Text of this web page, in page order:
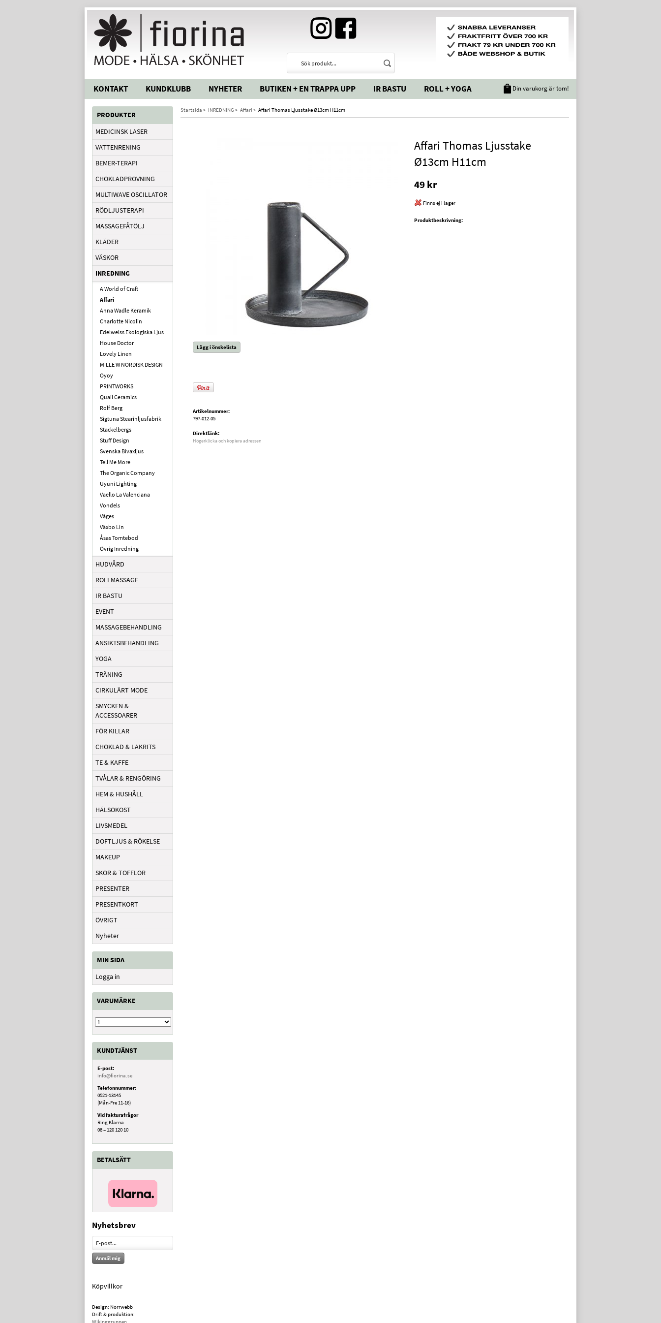
KONTAKT KUNDKLUBB NYHETER BUTIKEN + EN TRAPPA UPP IR BASTU ROLL + YOGA Din varukorg är tom!
PRODUKTER
MEDICINSK LASER
VATTENRENING
BEMER-TERAPI
CHOKLADPROVNING
MULTIWAVE OSCILLATOR
RÖDLJUSTERAPI
MASSAGEFÅTÖLJ
KLÄDER
VÄSKOR
INREDNING
A World of Craft
Affari
Anna Wadle Keramik
Charlotte Nicolin
Edelweiss Ekologiska Ljus
House Doctor
Lovely Linen
MiLLE W NORDISK DESIGN
Oyoy
PRINTWORKS
Quail Ceramics
Rolf Berg
Sigtuna Stearinljusfabrik
Stackelbergs
Stuff Design
Svenska Bivaxljus
Tell Me More
The Organic Company
Uyuni Lighting
Vaello La Valenciana
Vondels
Våges
Växbo Lin
Åsas Tomtebod
Övrig Inredning
HUDVÅRD
ROLLMASSAGE
IR BASTU
EVENT
MASSAGEBEHANDLING
ANSIKTSBEHANDLING
YOGA
TRÄNING
CIRKULÄRT MODE
SMYCKEN &
ACCESSOARER
FÖR KILLAR
CHOKLAD & LAKRITS
TE & KAFFE
TVÅLAR & RENGÖRING
HEM & HUSHÅLL
HÄLSOKOST
LIVSMEDEL
DOFTLJUS & RÖKELSE
MAKEUP
SKOR & TOFFLOR
PRESENTER
PRESENTKORT
ÖVRIGT
Nyheter
MIN SIDA
Logga in
VARUMÄRKE
KUNDTJÄNST
E-post:
info@fiorina.se
Telefonnummer:
0521-13145
(Mån-Fre 11-16)
Vid fakturafrågor
Ring Klarna
08 – 120 120 10
BETALSÄTT
Nyhetsbrev
Anmäl mig
Köpvillkor
Design: Norrwebb
Drift & produktion:
Wikinggruppen
Startsida » INREDNING » Affari » Affari Thomas Ljusstake Ø13cm H11cm
Lägg i önskelista
Artikelnummer:
797-012-05
Direktlänk:
Högerklicka och kopiera adressen
Affari Thomas Ljusstake
Ø13cm H11cm
49 kr
Finns ej i lager
Produktbeskrivning: